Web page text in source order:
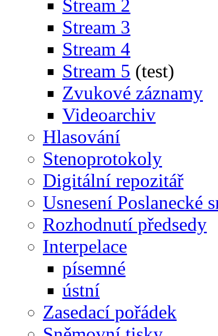
Stream 2
Stream 3
Stream 4
Stream 5 (test)
Zvukové záznamy
Videoarchiv
Hlasování
Stenoprotokoly
Digitální repozitář
Usnesení Poslanecké
Rozhodnutí předsedy
Interpelace
písemné
ústní
Zasedací pořádek